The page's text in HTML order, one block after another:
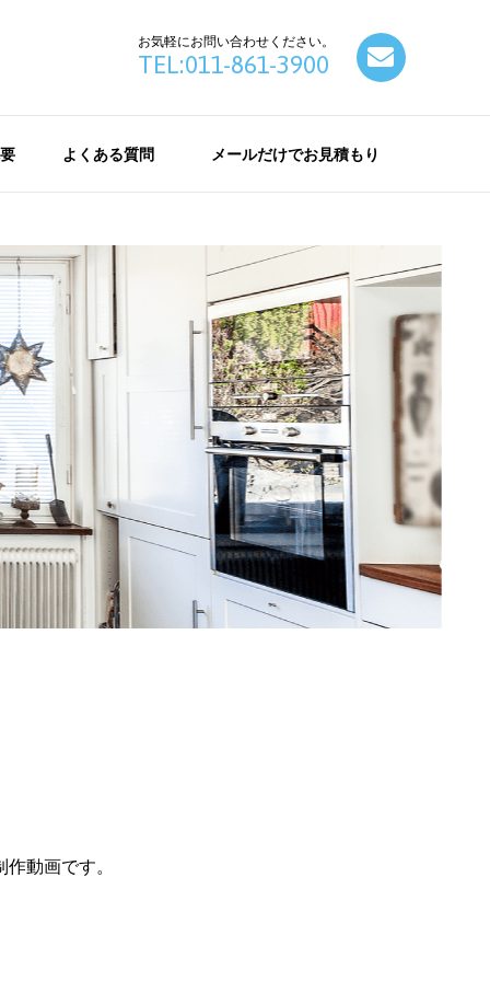
お気軽にお問い合わせください。
TEL:011-861-3900
よくある質問 メールだけでお見積もり
動画です。